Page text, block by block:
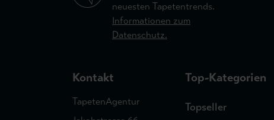
neuesten Tapetentrends.
Informationen zum
Datenschutz.
Kontakt
TapetenAgentur
Top-Kategorien
Topseller